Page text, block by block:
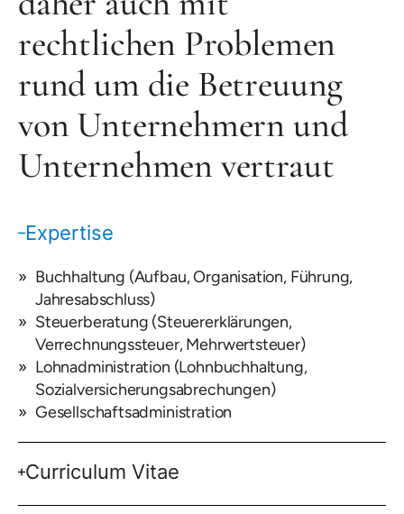
rechtlichen Problemen
rund um die Betreuung
von Unternehmern und
Unternehmen vertraut
Expertise
Buchhaltung (Aufbau, Organisation, Führung,
Jahresabschluss)
Steuerberatung (Steuererklärungen,
Verrechnungssteuer, Mehrwertsteuer)
Lohnadministration (Lohnbuchhaltung,
Sozialversicherungsabrechungen)
Gesellschaftsadministration
Curriculum Vitae